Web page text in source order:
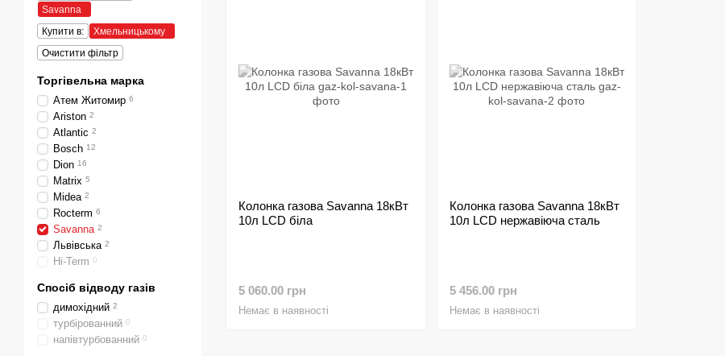
Колонка газова Savanna 18кВт
10л LCD біла
5 060.00 грн
Немає в наявності
Колонка газова Savanna 18кВт
10л LCD нержавіюча сталь
5 456.00 грн
Немає в наявності
Savanna
Купити в:
Хмельницькому
Очистити фільтр
Торгівельна марка
Атем Житомир 6
Ariston 2
Atlantic 2
Bosch 12
Dion 16
Matrix 5
Midea 2
Rocterm 6
Savanna 2
Львівська 2
Hi-Term 0
Спосіб відводу газів
димохідний 2
турбірованний 0
напівтурбованний 0